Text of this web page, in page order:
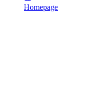
Homepage